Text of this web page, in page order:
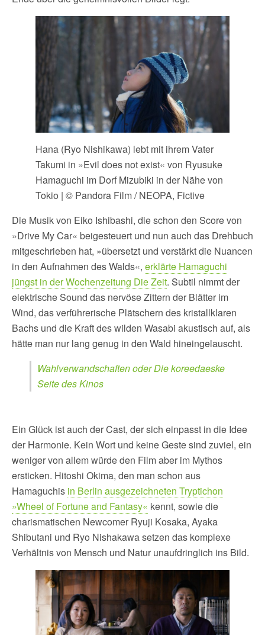
Hana (Ryo Nishikawa) lebt mit ihrem Vater
Takumi in »Evil does not exist« von Ryusuke
Hamaguchi im Dorf Mizubiki in der Nähe von
Tokio | © Pandora Film / NEOPA, Fictive
Die Musik von Eiko Ishibashi, die schon den Score von
»Drive My Car« beigesteuert und nun auch das Drehbuch
mitgeschrieben hat, »übersetzt und verstärkt die Nuancen
in den Aufnahmen des Walds«, erklärte Hamaguchi
jüngst in der Wochenzeitung Die Zeit. Subtil nimmt der
elektrische Sound das nervöse Zittern der Blätter im
Wind, das verführerische Plätschern des kristallklaren
Bachs und die Kraft des wilden Wasabi akustisch auf, als
hätte man nur lang genug in den Wald hineingelauscht.
Wahlverwandschaften oder Die koreedaeske
Seite des Kinos
Ein Glück ist auch der Cast, der sich einpasst in die Idee
der Harmonie. Kein Wort und keine Geste sind zuviel, ein
weniger von allem würde den Film aber im Mythos
ersticken. Hitoshi Okima, den man schon aus
Hamaguchis in Berlin ausgezeichneten Tryptichon
»Wheel of Fortune and Fantasy« kennt, sowie die
charismatischen Newcomer Ryuji Kosaka, Ayaka
Shibutani und Ryo Nishakawa setzen das komplexe
Verhältnis von Mensch und Natur unaufdringlich ins Bild.